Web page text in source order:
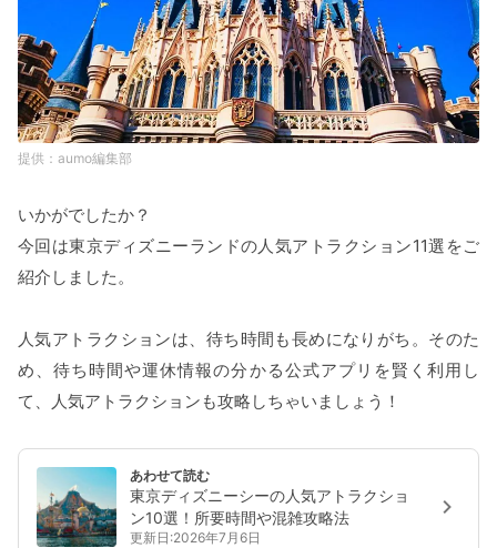
aumo編集部
いかがでしたか？
今回は東京ディズニーランドの人気アトラクション11選をご
紹介しました。
人気アトラクションは、待ち時間も長めになりがち。そのた
め、待ち時間や運休情報の分かる公式アプリを賢く利用し
て、人気アトラクションも攻略しちゃいましょう！
あわせて読む
東京ディズニーシーの人気アトラクショ
ン10選！所要時間や混雑攻略法
更新日:2026年7月6日